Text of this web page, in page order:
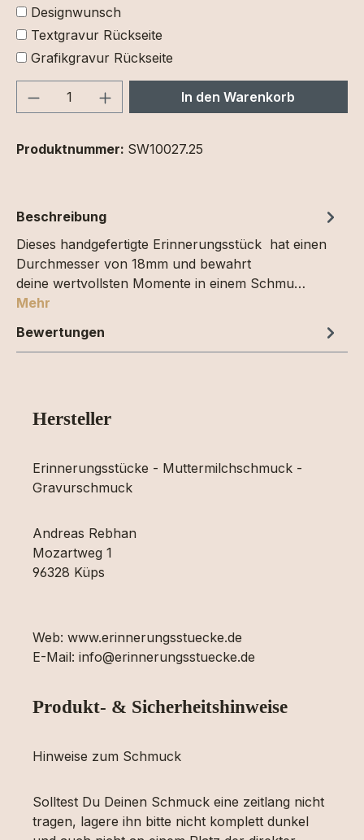
Designwunsch
Textgravur Rückseite
Grafikgravur Rückseite
Produkt Anzahl: Gib denIn den Warenkorb
Produktnummer: SW10027.25
Beschreibung
Dieses handgefertigte Erinnerungsstück hat einen
Durchmesser von 18mm und bewahrt
deine wertvollsten Momente in einem Schmu…
Mehr
Bewertungen
Hersteller
Erinnerungsstücke - Muttermilchschmuck -
Gravurschmuck
Andreas Rebhan
Mozartweg 1
96328 Küps
Web: www.erinnerungsstuecke.de
E-Mail: info@erinnerungsstuecke.de
Produkt- & Sicherheitshinweise
Hinweise zum Schmuck
Solltest Du Deinen Schmuck eine zeitlang nicht
tragen, lagere ihn bitte nicht komplett dunkel